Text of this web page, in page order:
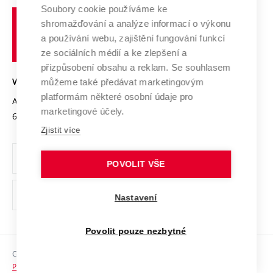
Výzkumné infrastruktury
Transfer znalostí
Open Science
Projekty
Projekty ze strukturálních fondů
Specifický výzkum
Spolupráce se školami
Služby univerzity
Mezinárodní dohody
Univerzitní sítě
Profil univerzity
Udržitelná univerzita
Podnikavá univerzita / ContriBUTe
Bezpečná univerzita
Vyznamenání
Organizační struktura
Ochrana osobních údajů
odkaz)
Sociální bezpečí
učení
technické
VYSOKÉ UČENÍ TECHNICKÉ V BRNĚ
Antonínská 548/1
602 00 Brno
www.vut.cz
vut@vutbr.cz
Copyright © 2026 VUT
Prohlášení o přístupnosti
Soubory cookie používáme ke
shromažďování a analýze informací o výkonu
a používání webu, zajištění fungování funkcí
ze sociálních médií a ke zlepšení a
přizpůsobení obsahu a reklam. Se souhlasem
můžeme také předávat marketingovým
platformám některé osobní údaje pro
marketingové účely.
Zjistit více
POVOLIT VŠE
Nastavení
Povolit pouze nezbytné